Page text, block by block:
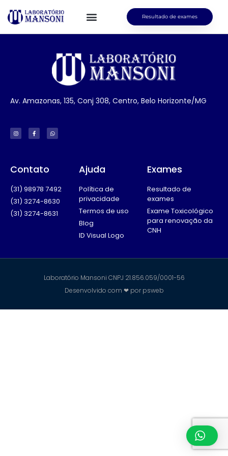
Resultado de exames
Av. Amazonas, 135, Conj 308, Centro, Belo Horizonte/MG
Contato
(31) 98978 7492
(31) 3274-8630
(31) 3274-8631
Ajuda
Política de
privacidade
Termos de uso
Blog
ID Visual Logo
Exames
Resultado de
exames
Exame Toxicológico
para renovação da
CNH
Laboratório Mansoni CNPJ 21.856.059/0001-56
Desenvolvido com ❤ porpsweb